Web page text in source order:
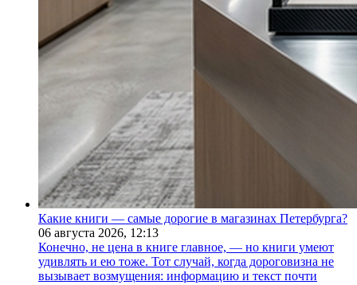
Какие книги — самые дорогие в магазинах Петербурга?
06 августа 2026, 12:13
Конечно, не цена в книге главное, — но книги умеют
удивлять и ею тоже. Тот случай, когда дороговизна не
вызывает возмущения: информацию и текст почти